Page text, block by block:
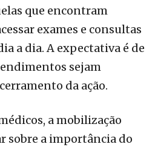
que encontram
exames e consultas
a dia. A expectativa é de
sejam
da ação.
a mobilização
sobre a importância do